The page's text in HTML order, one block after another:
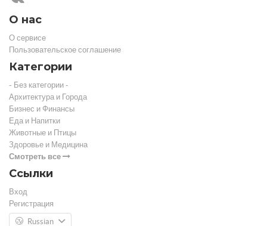
О нас
О сервисе
Пользовательское соглашение
Категории
- Без категории -
Архитектура и Города
Бизнес и Финансы
Еда и Напитки
Животные и Птицы
Здоровье и Медицина
Смотреть все
Ссылки
Вход
Регистрация
Russian